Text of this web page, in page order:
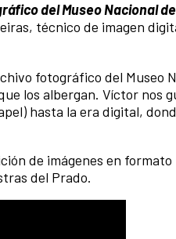
del Museo Nacional
técnico de imagen
fotográfico del Museo
los albergan. Víctor nos
hasta la era digital,
de imágenes en formato
del Prado.